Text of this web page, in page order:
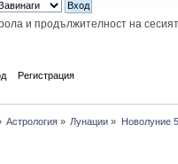
и продължителност на
Регистрация
Астрология» Лунации » Новолуние